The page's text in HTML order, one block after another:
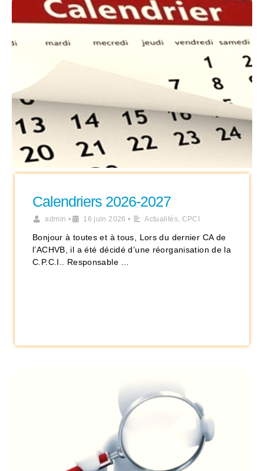
Calendriers 2026-2027
admin • 16 juin 2026 • Actualités, CPCI
Bonjour à toutes et à tous, Lors du dernier CA de
l’ACHVB, il a été décidé d’une réorganisation de la
C.P.C.I.. Responsable …